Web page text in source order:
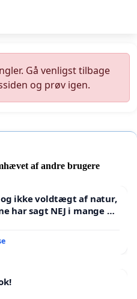
Gå venligst tilbage
og prøv igen.
af andre brugere
voldtægt af natur,
har sagt NEJ i mange år.